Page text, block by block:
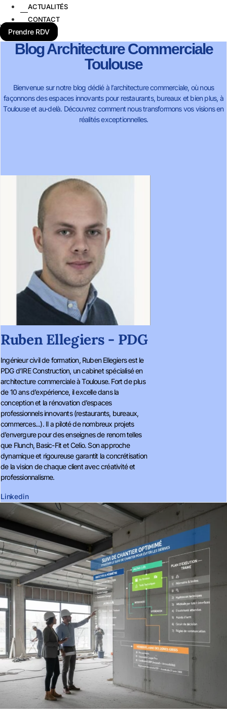
ACTUALITÉS
CONTACT
Prendre RDV
Blog Architecture Commerciale
Toulouse
Bienvenue sur notre blog dédié à l’architecture commerciale, où nous
façonnons des espaces innovants pour restaurants, bureaux et bien plus, à
Toulouse et au-delà. Découvrez comment nous transformons vos visions en
réalités exceptionnelles.
Ruben Ellegiers - PDG
Ingénieur civil de formation, Ruben Ellegiers est le
PDG d’IRE Construction, un cabinet spécialisé en
architecture commerciale à Toulouse. Fort de plus
de 10 ans d’expérience, il excelle dans la
conception et la rénovation d’espaces
professionnels innovants (restaurants, bureaux,
commerces...). Il a piloté de nombreux projets
d’envergure pour des enseignes de renom telles
que Flunch, Basic-Fit et Celio. Son approche
dynamique et rigoureuse garantit la concrétisation
de la vision de chaque client avec créativité et
professionnalisme.
Linkedin